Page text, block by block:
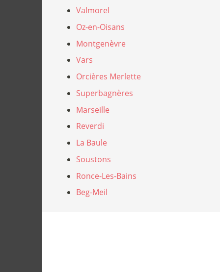
Valmorel
Oz-en-Oisans
Montgenèvre
Vars
Orcières Merlette
Superbagnères
Marseille
Reverdi
La Baule
Soustons
Ronce-Les-Bains
Beg-Meil